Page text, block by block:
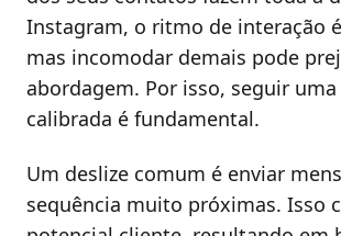
Instagram, o ritmo de interação
mas incomodar demais pode
abordagem. Por isso, seguir
calibrada é fundamental.
Um deslize comum é enviar
sequência muito próximas. Isso